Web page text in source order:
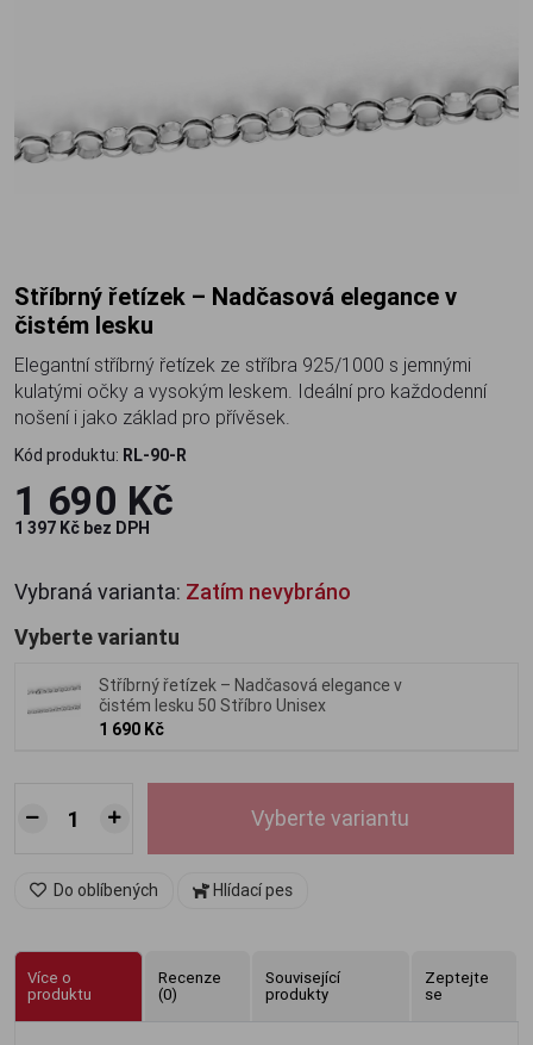
Stříbrný řetízek – Nadčasová elegance v
čistém lesku
Elegantní stříbrný řetízek ze stříbra 925/1000 s jemnými
kulatými očky a vysokým leskem. Ideální pro každodenní
nošení i jako základ pro přívěsek.
Kód produktu: RL-90-R
1 690 Kč
1 397 Kč bez DPH
Vybraná varianta: Zatím nevybráno
Vyberte variantu
Stříbrný řetízek – Nadčasová elegance v
čistém lesku 50 Stříbro Unisex
1 690 Kč
Vyberte variantu
Do oblíbených Hlídací pes
Více o
produktu
Recenze
(0)
Související
produkty
Zeptejte
se